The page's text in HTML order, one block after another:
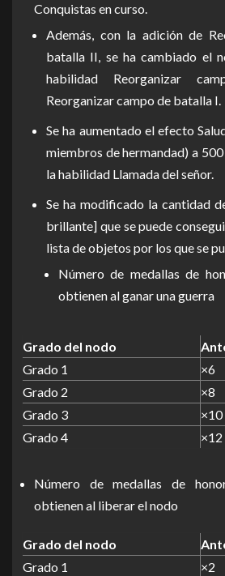
Conquistas en curso.
Además, con la adición de
batalla II, se ha cambiado el
habilidad Reorganizar
Reorganizar campo de batalla I.
Se ha aumentado el efecto
miembros de hermandad) a
la habilidad Llamada del señor.
Se ha modificado la cantidad
brillante] que se puede
lista de objetos por los que se
Número de medallas de
obtienen al ganar una guerra
Grado del nodo
Grado 1
×6
Grado 2
×8
Grado 3
×10
Grado 4
×12
Número de medallas de
obtienen al liberar el nodo
Grado del nodo
Grado 1
×2